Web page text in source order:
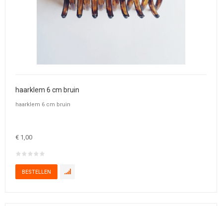
haarklem 6 cm bruin
haarklem 6 cm bruin
€ 1,00